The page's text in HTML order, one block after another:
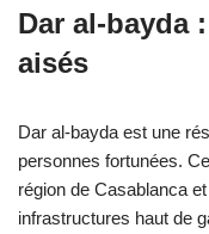
Dar al-bayda
aisés
Dar al-bayda est une
personnes fortunées.
région de Casablanca
infrastructures haut de